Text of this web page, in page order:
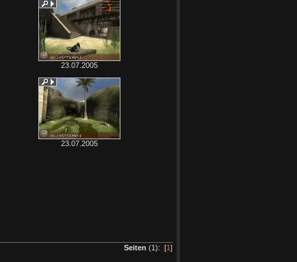
23.07.2005
23.07.2005
Seiten (1): [1]